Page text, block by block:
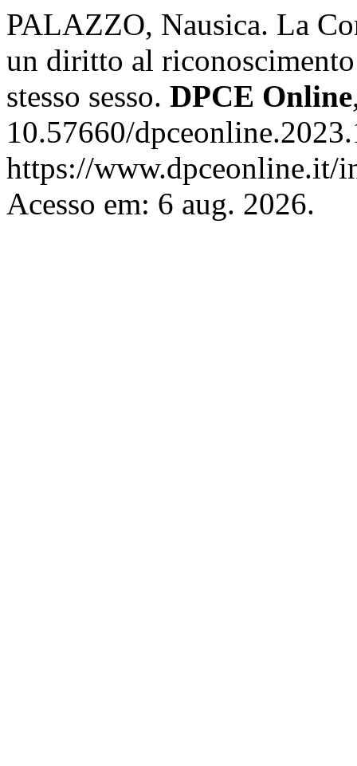
PALAZZO, Nausica. La
un diritto al
stesso sesso. DPCE Online
10.57660/
https://www.dpceonline.it/
Acesso em: 6 aug. 2026.